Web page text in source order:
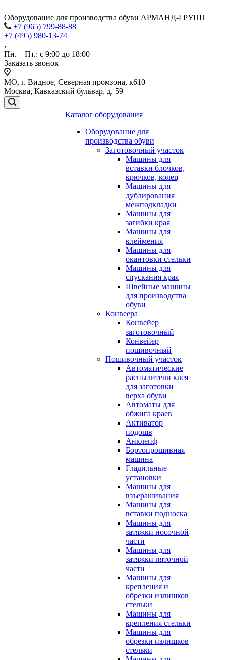
Оборудование для производства обуви АРМАНД-ГРУПП
+7 (965) 799-88-88
+7 (495) 980-13-74
Пн. – Пт.: с 9:00 до 18:00
Заказать звонок
МО, г. Видное, Северная промзона, к610
Москва, Кавказский бульвар, д. 59
Каталог оборудования
Оборудование для
производства обуви
Заготовочный участок
Машины для
вставки блочков,
крючков, колец
Машины для
дублирования
межподкладки
Машины для
загибки края
Машины для
клеймения
Машины для
окантовки стельки
Машины для
спускания края
Швейные машины
для производства
обуви
Конвеера
Конвейер
заготовочный
Конвейер
пошивочный
Пошивочный участок
Автоматические
распылители клея
для заготовки
верха обуви
Автоматы для
обжига краев
Активатор
подошв
Анклепф
Бортопрошивная
машина
Гладильные
установки
Машины для
взъерашивания
Машины для
вставки подноска
Машины для
затяжки носочной
части
Машины для
затяжки пяточной
части
Машины для
крепления и
обрезки излишков
стельки
Машины для
крепления стельки
Машины для
обрезки излишков
стельки